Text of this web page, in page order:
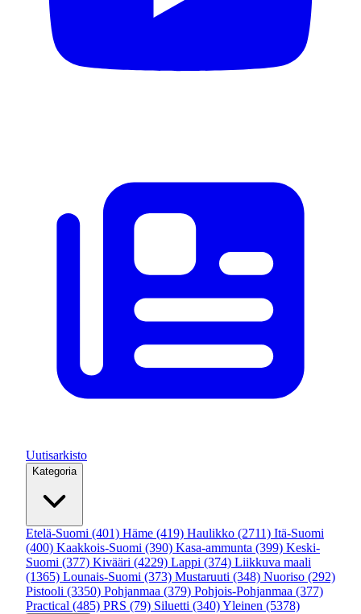
Uutisarkisto
Kategoria
Etelä-Suomi (401) Häme (419) Haulikko (2711) Itä-Suomi
(400) Kaakkois-Suomi (390) Kasa-ammunta (399) Keski-
Suomi (377) Kivääri (4229) Lappi (374) Liikkuva maali
(1365) Lounais-Suomi (373) Mustaruuti (348) Nuoriso (292)
Pistooli (3350) Pohjanmaa (379) Pohjois-Pohjanmaa (377)
Practical (485) PRS (79) Siluetti (340)Yleinen (5378)